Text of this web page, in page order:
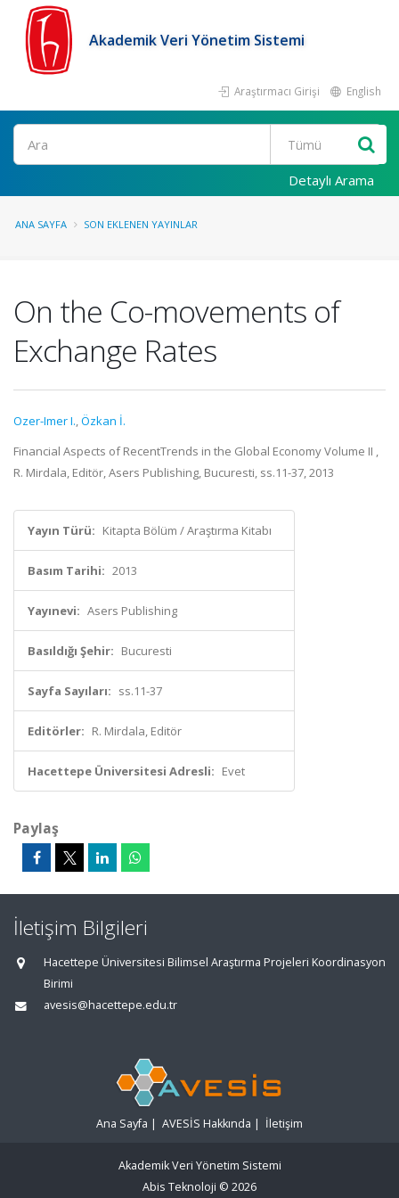
Akademik Veri Yönetim Sistemi
Araştırmacı Girişi English
Ara
Detaylı Arama
ANA SAYFA SON EKLENEN YAYINLAR
On the Co-movements of
Exchange Rates
Ozer-Imer I.,Özkan İ.
Financial Aspects of RecentTrends in the Global Economy Volume II ,
R. Mirdala, Editör, Asers Publishing, Bucuresti, ss.11-37, 2013
Yayın Türü: Kitapta Bölüm / Araştırma Kitabı
Basım Tarihi: 2013
Yayınevi: Asers Publishing
Basıldığı Şehir: Bucuresti
Sayfa Sayıları: ss.11-37
Editörler: R. Mirdala, Editör
Hacettepe Üniversitesi Adresli: Evet
Paylaş
İletişim Bilgileri
Hacettepe Üniversitesi Bilimsel Araştırma Projeleri Koordinasyon
Birimi
avesis@hacettepe.edu.tr
Ana Sayfa | AVESİS Hakkında | İletişim
Akademik Veri Yönetim Sistemi
Abis Teknoloji © 2026